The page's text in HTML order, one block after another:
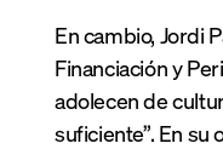
En cambio, Jordi
Financiación y
adolecen de
suficiente”. En